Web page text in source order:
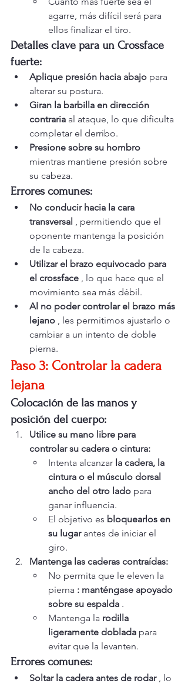
agarre, más difícil será para
ellos finalizar el tiro.
Detalles clave para un Crossface
fuerte:
Aplique presión hacia abajo para
alterar su postura.
Giran la barbilla en dirección
contraria al ataque, lo que dificulta
completar el derribo.
Presione sobre su hombro
mientras mantiene presión sobre
su cabeza.
Errores comunes:
No conducir hacia la cara
transversal , permitiendo que el
oponente mantenga la posición
de la cabeza.
Utilizar el brazo equivocado para
el crossface , lo que hace que el
movimiento sea más débil.
Al no poder controlar el brazo más
lejano , les permitimos ajustarlo o
cambiar a un intento de doble
pierna.
Paso 3: Controlar la cadera
lejana
Colocación de las manos y
posición del cuerpo:
Utilice su mano libre para
controlar su cadera o cintura:
Intenta alcanzar la cadera, la
cintura o el músculo dorsal
ancho del otro lado para
ganar influencia.
El objetivo es bloquearlos en
su lugar antes de iniciar el
giro.
Mantenga las caderas contraídas:
No permita que le eleven la
pierna : manténgase apoyado
sobre su espalda .
Mantenga la rodilla
ligeramente doblada para
evitar que la levanten.
Errores comunes:
Soltar la cadera antes de rodar , lo